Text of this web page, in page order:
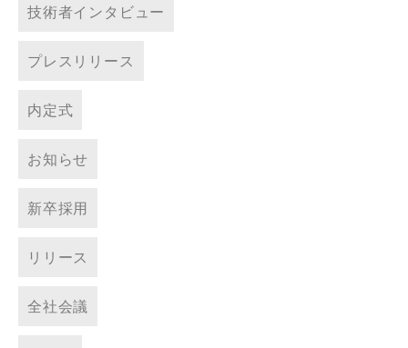
技術者インタビュー
プレスリリース
内定式
お知らせ
新卒採用
リリース
全社会議